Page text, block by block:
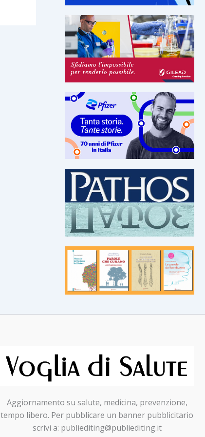
Aggiornamento su salute, medicina, prevenzione,
tempo libero. Per pubblicare un banner pubblicitario
scrivi a: publiediting@publiediting.it